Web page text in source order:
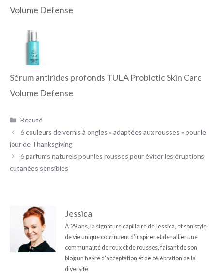
Volume Defense
Sérum antirides profonds TULA Probiotic Skin Care
Volume Defense
Catégories
Beauté
6 couleurs de vernis à ongles « adaptées aux rousses » pour le
jour de Thanksgiving
6 parfums naturels pour les rousses pour éviter les éruptions
cutanées sensibles
Jessica
À 29 ans, la signature capillaire de Jessica, et son style
de vie unique continuent d'inspirer et de rallier une
communauté de roux et de rousses, faisant de son
blog un havre d'acceptation et de célébration de la
diversité.